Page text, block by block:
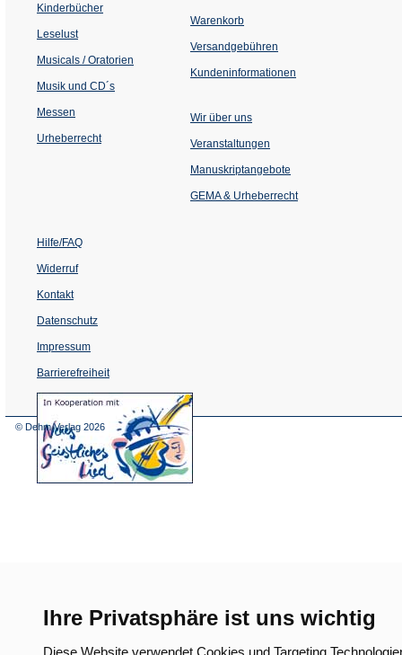
Ihre Privatsphäre ist uns wichtig
Diese Website verwendet Cookies und Targeting
Kinderbücher
Leselust
Musicals / Oratorien
Musik und CD´s
Messen
Urheberrecht
Warenkorb
Versandgebühren
Kundeninformationen
Wir über uns
Veranstaltungen
einem
Tab)
Manuskriptangebote
GEMA & Urheberrecht
Hilfe/FAQ
Widerruf
Kontakt
Datenschutz
Impressum
Barrierefreiheit
(Öffnet
in
© Dehm Verlag 2026